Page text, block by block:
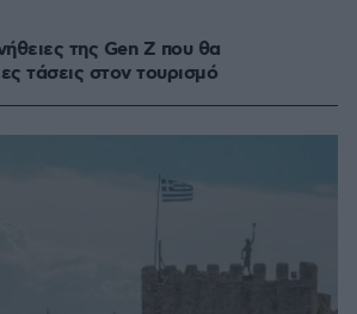
της Gen Z που θα
τάσεις στον τουρισμό